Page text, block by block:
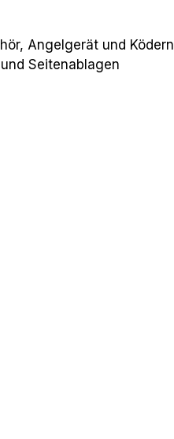
Angelgerät und Ködern
Seitenablagen